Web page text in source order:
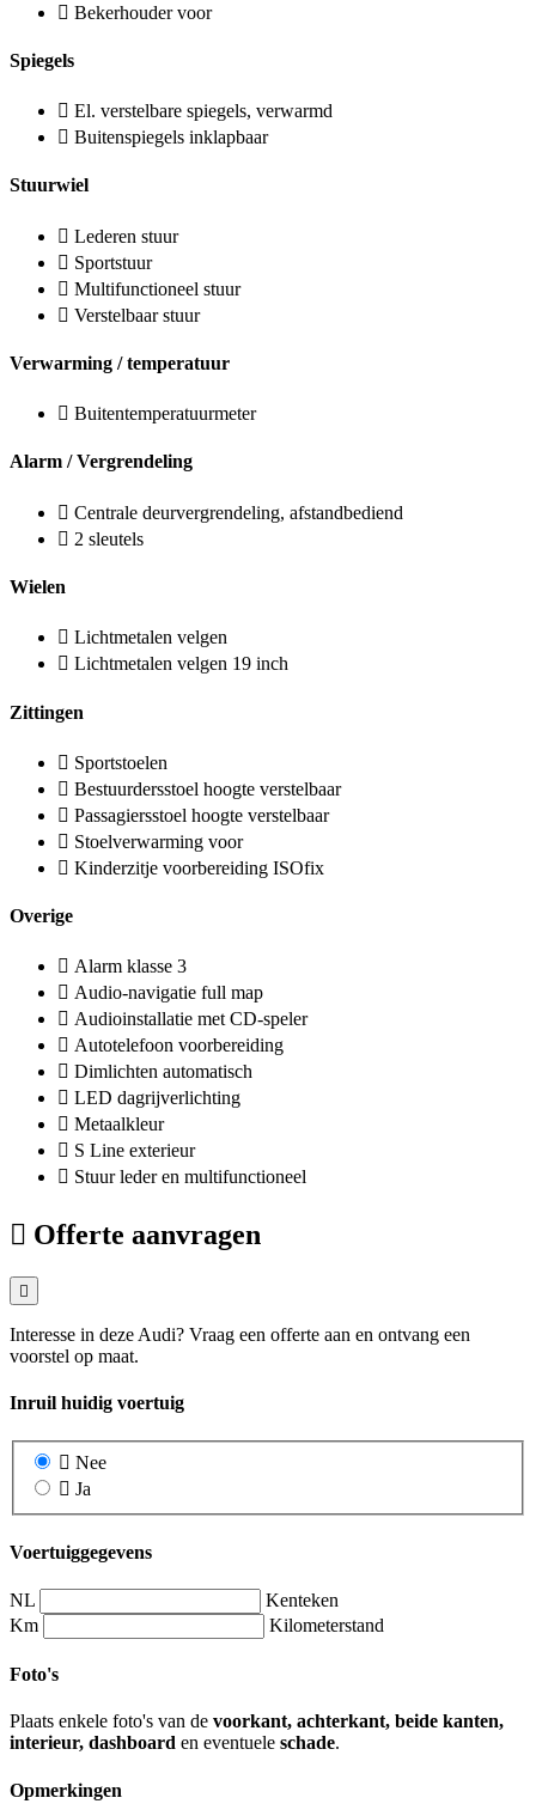
Bekerhouder voor
Spiegels
El. verstelbare spiegels, verwarmd
Buitenspiegels inklapbaar
Stuurwiel
Lederen stuur
Sportstuur
Multifunctioneel stuur
Verstelbaar stuur
Verwarming / temperatuur
Buitentemperatuurmeter
Alarm / Vergrendeling
Centrale deurvergrendeling, afstandbediend
2 sleutels
Wielen
Lichtmetalen velgen
Lichtmetalen velgen 19 inch
Zittingen
Sportstoelen
Bestuurdersstoel hoogte verstelbaar
Passagiersstoel hoogte verstelbaar
Stoelverwarming voor
Kinderzitje voorbereiding ISOfix
Overige
Alarm klasse 3
Audio-navigatie full map
Audioinstallatie met CD-speler
Autotelefoon voorbereiding
Dimlichten automatisch
LED dagrijverlichting
Metaalkleur
S Line exterieur
Stuur leder en multifunctioneel
Offerte aanvragen
Interesse in deze Audi? Vraag een offerte aan en ontvang een
voorstel op maat.
Inruil huidig voertuig
Nee
Ja
Voertuiggegevens
NL
Kenteken
Km
Kilometerstand
Foto's
Plaats enkele foto's van de voorkant, achterkant, beide kanten,
interieur, dashboard en eventuele schade.
Opmerkingen